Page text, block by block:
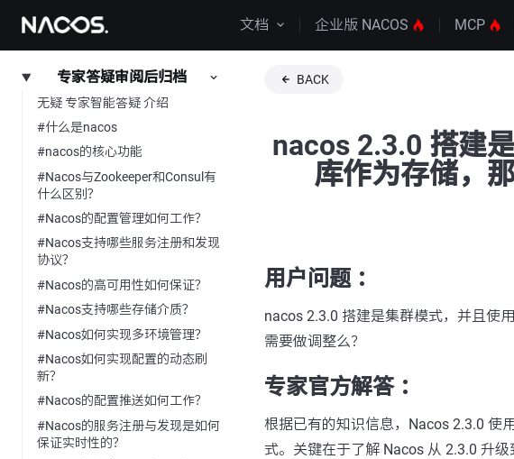
文档 企业版 NACOS MCP
专家答疑审阅后归档
无疑 专家智能答疑 介绍
#什么是nacos
#nacos的核心功能
#Nacos与Zookeeper和Consul有
什么区别？
#Nacos的配置管理如何工作？
#Nacos支持哪些服务注册和发现
协议？
#Nacos的高可用性如何保证？
#Nacos支持哪些存储介质？
#Nacos如何实现多环境管理？
#Nacos如何实现配置的动态刷
新？
#Nacos的配置推送如何工作？
#Nacos的服务注册与发现是如何
保证实时性的？
BACK
nacos 2.3.0 搭建
库作为存储，
用户问题 ：
nacos 2.3.0 搭建是集群模式，并且使
需要做调整么？
专家官方解答 ：
根据已有的知识信息，Nacos 2.3.0 使
式。关键在于了解 Nacos 从 2.3.0 升